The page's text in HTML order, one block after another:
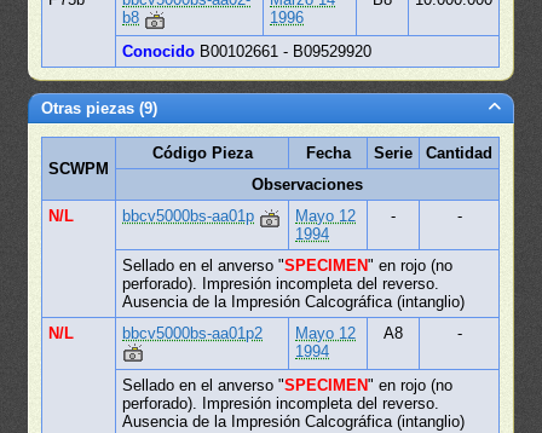
b8
1996
Conocido B00102661 - B09529920
Otras piezas (9)
SCWPM
Código Pieza Fecha Serie
Cantidad
Observaciones
N/L
bbcv5000bs-aa01p
Mayo 12
1994
- -
Sellado en el anverso "SPECIMEN" en rojo (no
perforado). Impresión incompleta del reverso.
Ausencia de la Impresión Calcográfica (intanglio)
N/L
bbcv5000bs-aa01p2
Mayo 12
1994
A8 -
Sellado en el anverso "SPECIMEN" en rojo (no
perforado). Impresión incompleta del reverso.
Ausencia de la Impresión Calcográfica (intanglio)